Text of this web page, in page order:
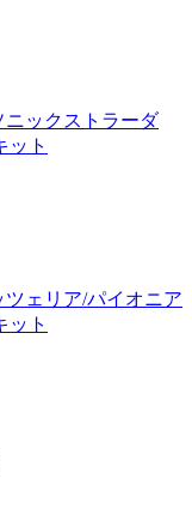
ックストラーダ
ット
ェリア/パイオニア
ット